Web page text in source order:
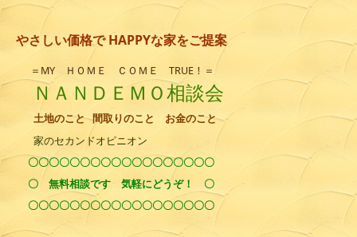
やさしい価格で HAPPYな家をご提案
＝MY ＨＯＭＥ ＣＯＭＥ TRUE！＝
ＮＡＮＤＥＭＯ相談会
土地のこと 間取りのこと お金のこと
家のセカンドオピニオン
〇〇〇〇〇〇〇〇〇〇〇〇〇〇〇〇〇〇
〇 無料相談です 気軽にどうぞ！
〇
〇〇〇〇〇〇〇〇〇〇〇〇〇〇〇〇〇〇